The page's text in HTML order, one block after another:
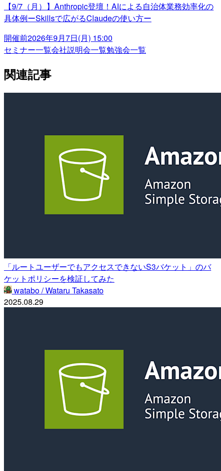
【9/7（月）】Anthropic登壇！AIによる自治体業務効率化の
具体例ーSkillsで広がるClaudeの使い方ー
開催前2026年9月7日(月) 15:00
セミナー一覧会社説明会一覧勉強会一覧
関連記事
「ルートユーザーでもアクセスできないS3バケット」のバ
ケットポリシーを検証してみた
watabo / Wataru Takasato
2025.08.29